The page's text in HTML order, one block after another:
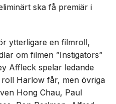
ska få premiär i
ytterligare en filmroll,
om filmen ”Instigators”
Affleck spelar ledande
Harlow får, men övriga
Hong Chau, Paul